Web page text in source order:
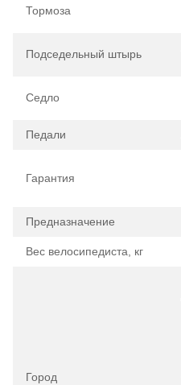
Тормоза
Подседельный штырь
Седло
Педали
Гарантия
Предназначение
Вес велосипедиста, кг
Город